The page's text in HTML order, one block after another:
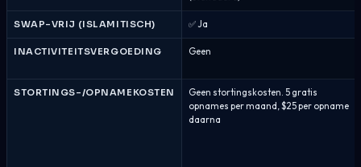
SWAP-VRIJ (ISLAMITISCH) ✅ Ja
INACTIVITEITSVERGOEDING Geen
STORTINGS-/OPNAMEKOSTEN
Geen stortingskosten. 5 gratis
opnames per maand, $25 per opname
daarna